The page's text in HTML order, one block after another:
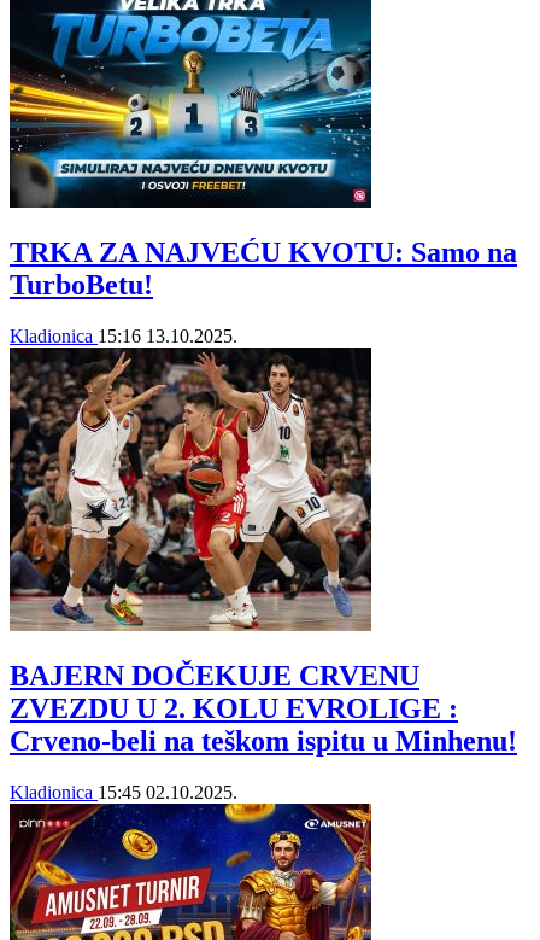
TRKA ZA NAJVEĆU KVOTU: Samo na
TurboBetu!
Kladionica 15:16 13.10.2025.
BAJERN DOČEKUJE CRVENU
ZVEZDU U 2. KOLU EVROLIGE :
Crveno-beli na teškom ispitu u Minhenu!
Kladionica 15:45 02.10.2025.